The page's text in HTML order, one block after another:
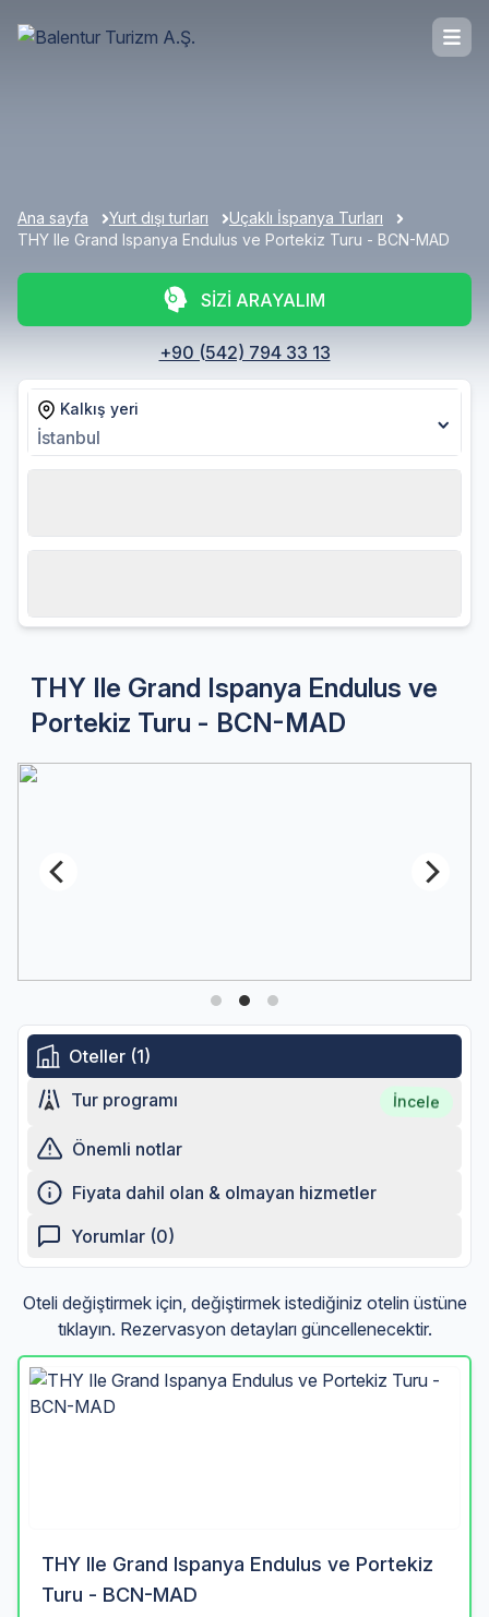
Ana sayfa Yurt dışı turları
Uçaklı İspanya Turları
THY Ile Grand Ispanya Endulus ve Portekiz Turu - BCN-MAD
SİZİ ARAYALIM
+90 (542) 794 33 13
Kalkış yeri
İstanbul
THY Ile Grand Ispanya Endulus ve
Portekiz Turu - BCN-MAD
Oteller (1)
Tur programı
İncele
Önemli notlar
Fiyata dahil olan & olmayan hizmetler
Yorumlar (0)
Oteli değiştirmek için, değiştirmek istediğiniz otelin üstüne
tıklayın. Rezervasyon detayları güncellenecektir.
THY Ile Grand Ispanya Endulus ve Portekiz
Turu - BCN-MAD